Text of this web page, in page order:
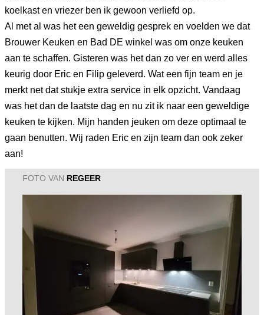
koelkast en vriezer ben ik gewoon verliefd op.
Al met al was het een geweldig gesprek en voelden we dat
Brouwer Keuken en Bad DE winkel was om onze keuken
aan te schaffen. Gisteren was het dan zo ver en werd alles
keurig door Eric en Filip geleverd. Wat een fijn team en je
merkt net dat stukje extra service in elk opzicht. Vandaag
was het dan de laatste dag en nu zit ik naar een geweldige
keuken te kijken. Mijn handen jeuken om deze optimaal te
gaan benutten. Wij raden Eric en zijn team dan ook zeker
aan!
FOTO VAN REGEER